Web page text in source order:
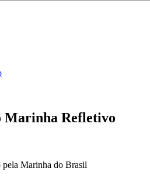
Marinha Refletivo
Marinha do Brasil